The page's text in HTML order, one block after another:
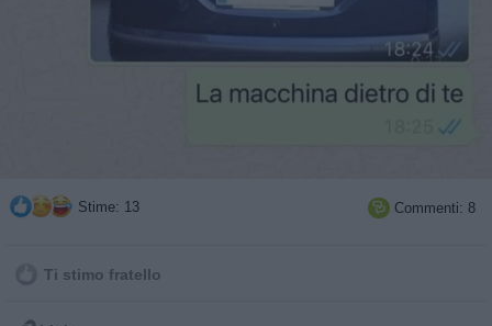
Stime: 13  Commenti: 8
Ti stimo fratello